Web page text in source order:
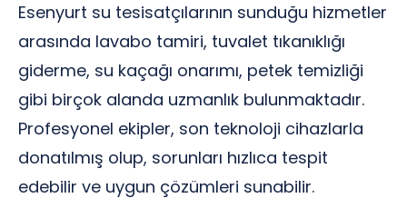
Esenyurt su tesisatçılarının sunduğu hizmetler
arasında lavabo tamiri, tuvalet tıkanıklığı
giderme, su kaçağı onarımı, petek temizliği
gibi birçok alanda uzmanlık bulunmaktadır.
Profesyonel ekipler, son teknoloji cihazlarla
donatılmış olup, sorunları hızlıca tespit
edebilir ve uygun çözümleri sunabilir.